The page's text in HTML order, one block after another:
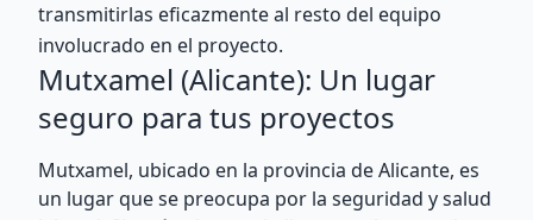
transmitirlas eficazmente al resto del equipo
involucrado en el proyecto.
Mutxamel (Alicante): Un lugar
seguro para tus proyectos
Mutxamel, ubicado en la provincia de Alicante, es
un lugar que se preocupa por la seguridad y salud